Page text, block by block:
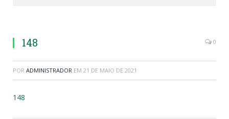
148 0
POR ADMINISTRADOR EM 21 DE MAIO DE 2021
148